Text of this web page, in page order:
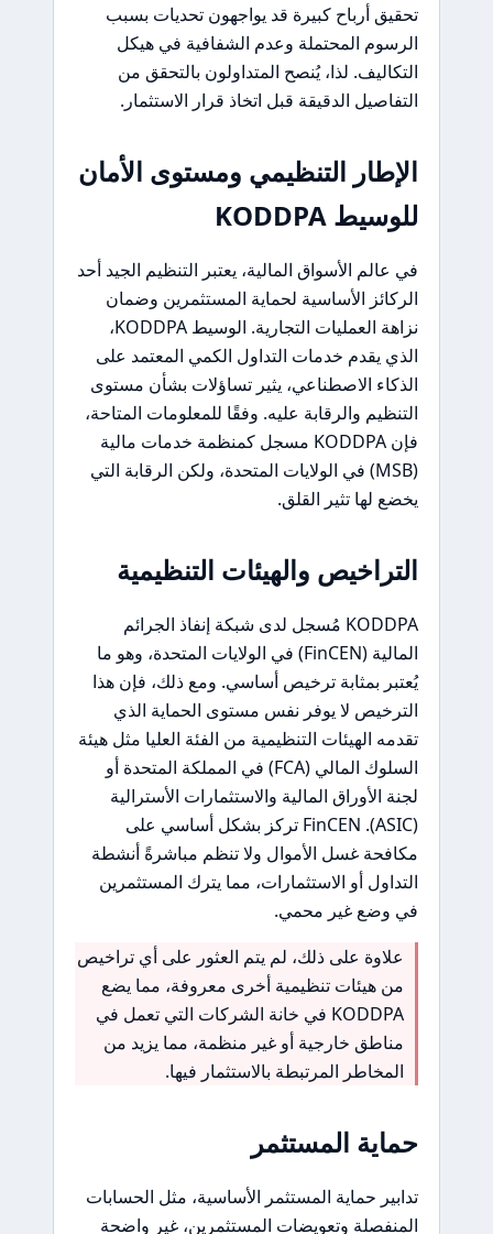
تحقيق أرباح كبيرة قد يواجهون تحديات بسبب
الرسوم المحتملة وعدم الشفافية في هيكل
التكاليف. لذا، يُنصح المتداولون بالتحقق من
التفاصيل الدقيقة قبل اتخاذ قرار الاستثمار.
الإطار التنظيمي ومستوى الأمان
للوسيط KODDPA
في عالم الأسواق المالية، يعتبر التنظيم الجيد أحد
الركائز الأساسية لحماية المستثمرين وضمان
نزاهة العمليات التجارية. الوسيط KODDPA،
الذي يقدم خدمات التداول الكمي المعتمد على
الذكاء الاصطناعي، يثير تساؤلات بشأن مستوى
التنظيم والرقابة عليه. وفقًا للمعلومات المتاحة،
فإن KODDPA مسجل كمنظمة خدمات مالية
(MSB) في الولايات المتحدة، ولكن الرقابة التي
يخضع لها تثير القلق.
التراخيص والهيئات التنظيمية
KODDPA مُسجل لدى شبكة إنفاذ الجرائم
المالية (FinCEN) في الولايات المتحدة، وهو ما
يُعتبر بمثابة ترخيص أساسي. ومع ذلك، فإن هذا
الترخيص لا يوفر نفس مستوى الحماية الذي
تقدمه الهيئات التنظيمية من الفئة العليا مثل هيئة
السلوك المالي (FCA) في المملكة المتحدة أو
لجنة الأوراق المالية والاستثمارات الأسترالية
(ASIC). FinCEN تركز بشكل أساسي على
مكافحة غسل الأموال ولا تنظم مباشرةً أنشطة
التداول أو الاستثمارات، مما يترك المستثمرين
في وضع غير محمي.
علاوة على ذلك، لم يتم العثور على أي تراخيص
من هيئات تنظيمية أخرى معروفة، مما يضع
KODDPA في خانة الشركات التي تعمل في
مناطق خارجية أو غير منظمة، مما يزيد من
المخاطر المرتبطة بالاستثمار فيها.
حماية المستثمر
تدابير حماية المستثمر الأساسية، مثل الحسابات
المنفصلة وتعويضات المستثمرين، غير واضحة